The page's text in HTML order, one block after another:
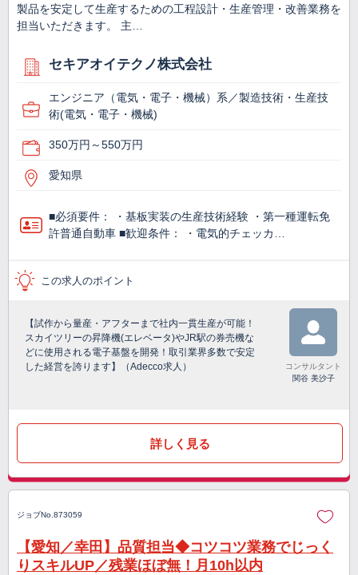
製品を安定して生産するための工程設計・生産管理・改善業務を
担当いただきます。 主…
セキアオイテクノ株式会社
エンジニア（電気・電子・機械）系／製造技術・生産技
術(電気・電子・機械)
350万円～550万円
愛知県
■必須要件： ・基板実装の生産技術経験 ・第一種運転免
許普通自動車 ■歓迎条件： ・電気的チェッカ…
この求人のポイント
【試作から量産・アフターまで社内一貫生産が可能！
スカイツリーの昇降機(エレベータ)やJR駅の券売機な
どに使用される電子基盤を開発！取引業界多数で安定
した経営を誇ります】（Adecco求人）
コンサルタント
関谷 美沙子
詳しく見る
ジョブNo.873059
【愛知／幸田】品質担当◆コツコツ業務でじっく
りスキルUP／残業ほぼ無！月10h以内